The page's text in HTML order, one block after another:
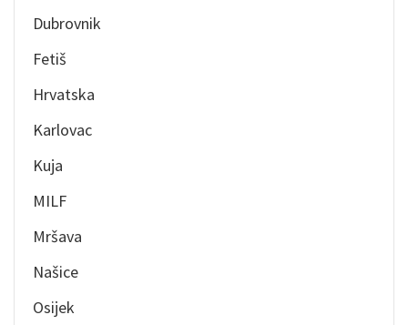
Dubrovnik
Fetiš
Hrvatska
Karlovac
Kuja
MILF
Mršava
Našice
Osijek